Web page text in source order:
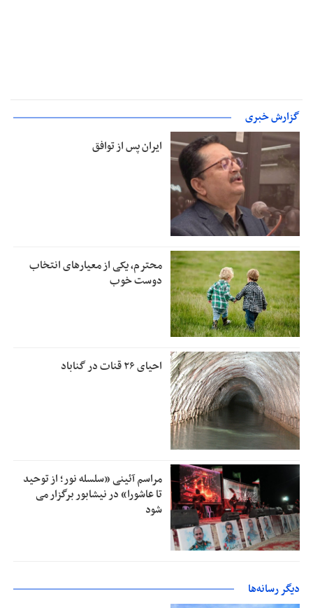
گزارش خبری
ایران پس از توافق
محترم، یکی از معیارهای انتخاب
دوست خوب
احیای ۲۶ قنات در گناباد
مراسم آئینی «سلسله نور؛ از توحید
تا عاشورا» در نیشابور برگزار می
شود
دیگر رسانه‌ها